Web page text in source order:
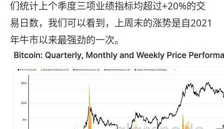
们统计上个季度三项业绩指标均超过+20%的交
易日数，我们可以看到，上周末的涨势是自2021
年牛市以来最强劲的一次。